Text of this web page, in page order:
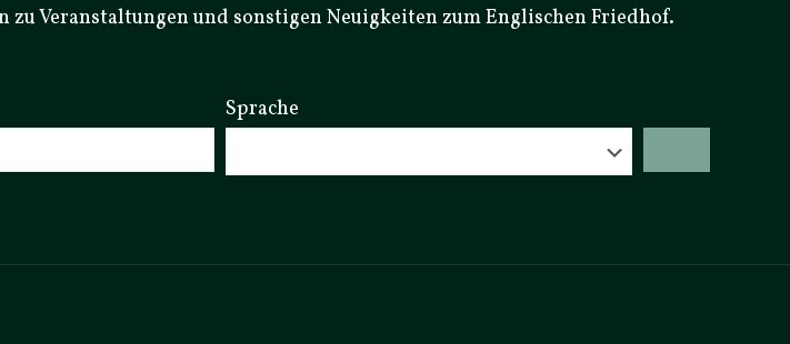
Veranstaltungen und sonstigen Neuigkeiten zum Englischen Friedhof.
Sprache